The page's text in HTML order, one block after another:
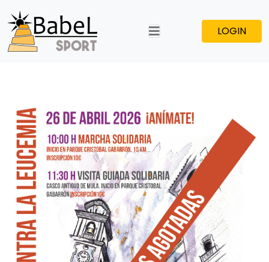
LOGIN